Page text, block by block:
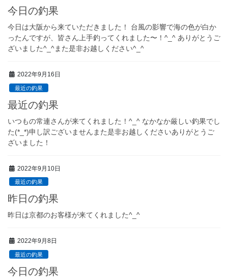
今日の釣果
今日は大阪から来ていただきました！ 台風の影響で海の色が白か
ったんですが、皆さん上手釣ってくれました〜！^_^ ありがとうご
ざいました^_^また是非お越しください^_^
2022年9月16日
最近の釣果
最近の釣果
いつもの常連さんが来てくれました！^_^ なかなか厳しい釣果でし
た(*_*)申し訳ございませんまた是非お越しくださいありがとうご
ざいました！
2022年9月10日
最近の釣果
昨日の釣果
昨日は京都のお客様が来てくれました^_^
2022年9月8日
最近の釣果
今日の釣果